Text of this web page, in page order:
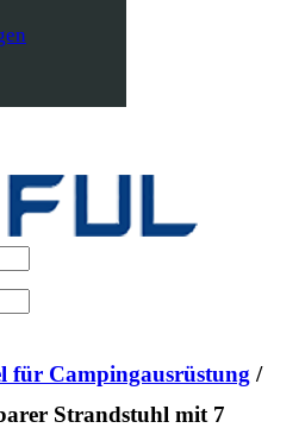
für Campingausrüstung /
Strandstuhl mit 7